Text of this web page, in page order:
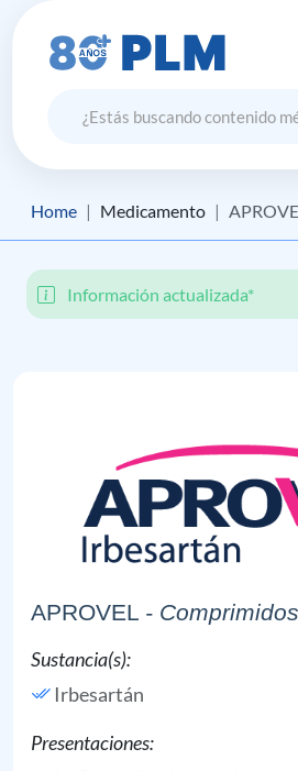
Home Medicamento
Información actualizada*
APROVEL -
Sustancia(s):
Irbesartán
Presentaciones: